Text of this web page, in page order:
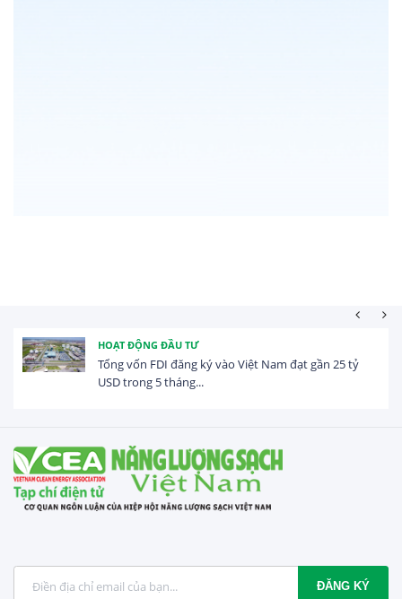
HOẠT ĐỘNG ĐẦU TƯ
Tổng vốn FDI đăng ký vào Việt Nam đạt gần 25 tỷ
USD trong 5 tháng...
ĐĂNG KÝ